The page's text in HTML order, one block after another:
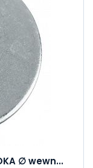
∅ wewn...